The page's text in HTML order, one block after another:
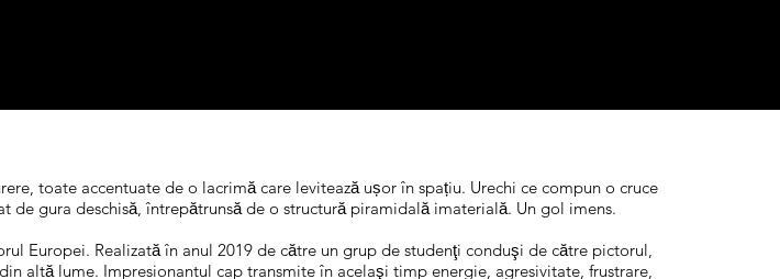
toate accentuate de o lacrimă care levitează ușor în spațiu. Urechi ce compun o cruce
gura deschisă, întrepătrunsă de o structură piramidală imaterială. Un gol imens.
Europei. Realizată în anul 2019 de către un grup de studenţi conduşi de către pictorul,
altă lume. Impresionantul cap transmite în acelaşi timp energie, agresivitate, frustrare,